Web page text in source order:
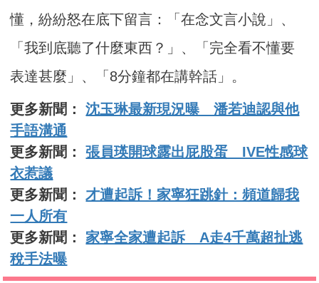
懂，紛紛怒在底下留言：「在念文言小說」、
「我到底聽了什麼東西？」、「完全看不懂要
表達甚麼」、「8分鐘都在講幹話」。
更多新聞：沈玉琳最新現況曝 潘若迪認與他
手語溝通
更多新聞：張員瑛開球露出屁股蛋 IVE性感球
衣惹議
更多新聞： 才遭起訴！家寧狂跳針：頻道歸我
一人所有
更多新聞： 家寧全家遭起訴 A走4千萬超扯逃
稅手法曝